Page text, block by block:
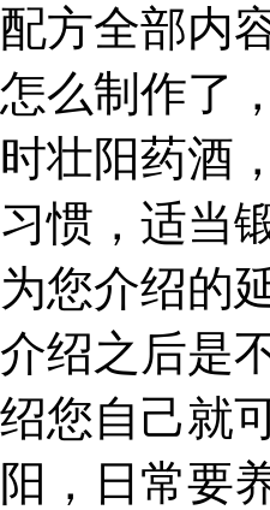
配方全部内
怎么制作了
时壮阳药酒
习惯，适当
为您介绍的
介绍之后是
绍您自己就
阳，日常要